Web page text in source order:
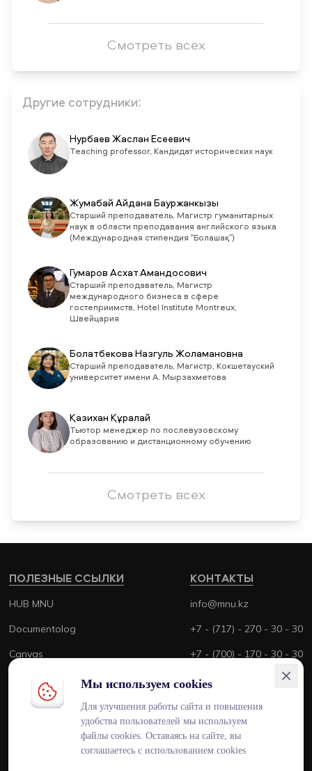
Смотреть всех
Другие сотрудники:
Нурбаев Жаслан Есеевич
Teaching professor, Кандидат исторических наук
Жумабай Айдана Бауржанкызы
Старший преподаватель, Магистр гуманитарных
наук в области преподавания английского языка
(Международная стипендия “Болашақ”)
Гумаров Асхат Амандосович
Старший преподаватель, Магистр
международного бизнеса в сфере
гостеприимств, Hotel Institute Montreux,
Швейцария
Болатбекова Назгуль Жоламановна
Старший преподаватель, Магистр, Кокшетауский
университет имени А. Мырзахметова
Қазихан Құралай
Тьютор менеджер по послевузовскому
образованию и дистанционному обучению
Смотреть всех
КОНТАКТЫ
info@mnu.kz
+7 - (717) - 270 - 30 - 30
+7 - (700) - 170 - 30 - 30
ПОЛЕЗНЫЕ ССЫЛКИ
HUB MNU
Documentolog
Canvas
Platonus
Outlook
Мы используем cookies
Для улучшения работы сайта и повышения
удобства пользователей мы используем
файлы cookies. Оставаясь на сайте, вы
соглашаетесь с использованием cookies